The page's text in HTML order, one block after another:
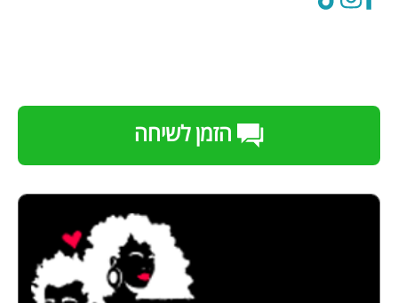
הזמן לשיחה